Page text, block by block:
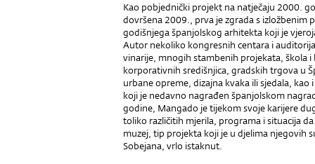
Kao pobjednički projekt na natječaju 2000.
dovršena 2009., prva je zgrada s izložbenim
godišnjega španjolskog arhitekta koji je
Autor nekoliko kongresnih centara i
vinarije, mnogih stambenih projekata, škola
korporativnih središnjica, gradskih trgova u
urbane opreme, dizajna kvaka ili sjedala,
koji je nedavno nagrađen španjolskom
godine, Mangado je tijekom svoje karijere
toliko različitih mjerila, programa i situacija
muzej, tip projekta koji je u djelima njegovih
Sobejana, vrlo istaknut.